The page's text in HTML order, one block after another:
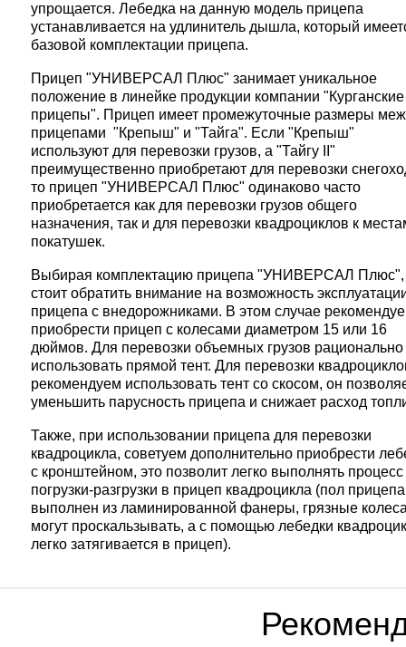
упрощается. Лебедка на данную модель прицепа
устанавливается на удлинитель дышла, который
базовой комплектации прицепа.
Прицеп "УНИВЕРСАЛ Плюс" занимает уникальное
положение в линейке продукции компании "Курганские
прицепы". Прицеп имеет промежуточные размеры
прицепами "Крепыш" и "Тайга". Если "Крепыш"
используют для перевозки грузов, а "Тайгу II"
преимущественно приобретают для перевозки
то прицеп "УНИВЕРСАЛ Плюс" одинаково часто
приобретается как для перевозки грузов общего
назначения, так и для перевозки квадроциклов к
покатушек.
Выбирая комплектацию прицепа "УНИВЕРСАЛ Плюс",
стоит обратить внимание на возможность
прицепа с внедорожниками. В этом случае
приобрести прицеп с колесами диаметром 15 или 16
дюймов. Для перевозки объемных грузов рационально
использовать прямой тент. Для перевозки
рекомендуем использовать тент со скосом, он
уменьшить парусность прицепа и снижает расход
Также, при использовании прицепа для перевозки
квадроцикла, советуем дополнительно приобрести
с кронштейном, это позволит легко выполнять процесс
погрузки-разгрузки в прицеп квадроцикла (пол прицепа
выполнен из ламинированной фанеры, грязные
могут проскальзывать, а с помощью лебедки
легко затягивается в прицеп).